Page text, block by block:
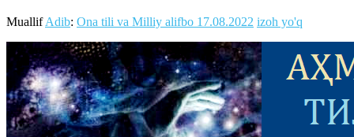
MuallifAdib: Ona tili va Milliy alifbo 17.08.2022 izoh yo'q